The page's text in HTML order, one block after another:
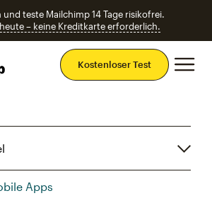
und teste Mailchimp 14 Tage risikofrei.
– keine Kreditkarte erforderlich.
Kostenloser Test
Apps